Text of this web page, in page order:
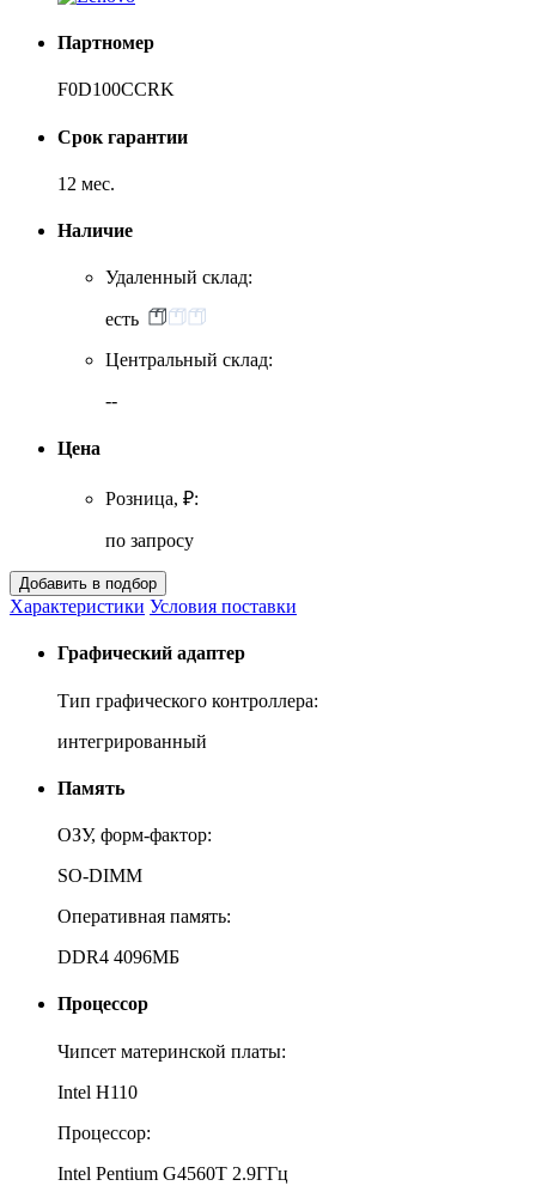
Партномер
F0D100CCRK
Срок гарантии
12 мес.
Наличие
Удаленный склад:
есть
Центральный склад:
--
Цена
Розница, ₽:
по запросу
Характеристики Условия поставки
Графический адаптер
Тип графического контроллера:
интегрированный
Память
ОЗУ, форм-фактор:
SO-DIMM
Оперативная память:
DDR4 4096МБ
Процессор
Чипсет материнской платы:
Intel H110
Процессор:
Intel Pentium G4560T 2.9ГГц